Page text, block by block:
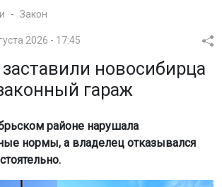
Закон
2026 - 17:45
новосибирца
гараж
районе нарушала
нормы, а владелец отказывался